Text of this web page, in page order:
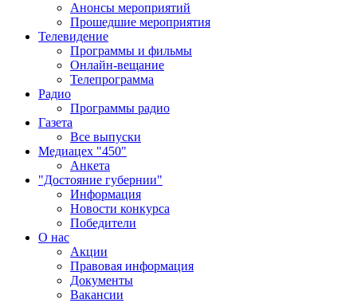
Анонсы мероприятий
Прошедшие мероприятия
Телевидение
Программы и фильмы
Онлайн-вещание
Телепрограмма
Радио
Программы радио
Газета
Все выпуски
Медиацех "450"
Анкета
"Достояние губернии"
Информация
Новости конкурса
Победители
О нас
Акции
Правовая информация
Документы
Вакансии